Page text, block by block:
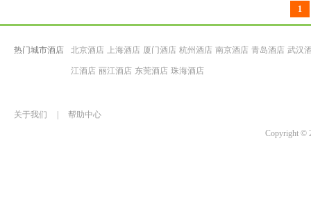
1
热门城市酒店 北京酒店 上海酒店 厦门酒店 杭州酒店 南京酒店 青岛酒店 武汉
江酒店 丽江酒店 东莞酒店 珠海酒店
关于我们
帮助中心
Copyright ©